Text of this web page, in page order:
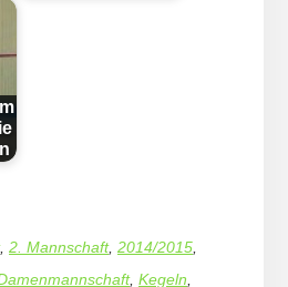
, 2. Mannschaft, 2014/2015
, Kegeln